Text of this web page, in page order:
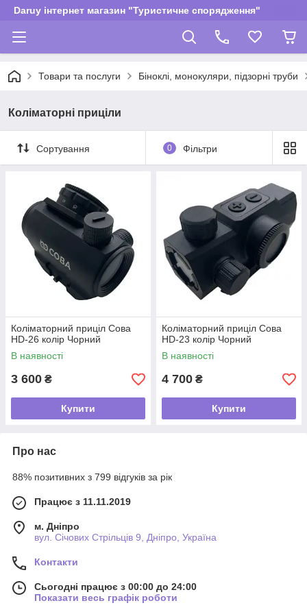
Daruy інтернет магазин "Туристичне спорядження"
Товари та послуги Біноклі, монокуляри, підзорні труби
Коліматорні приціли
Сортування 0 Фільтри
Коліматорний приціл Сова
HD-26 колір Чорний
В наявності
3 600 ₴
Купити
Коліматорний приціл Сова
HD-23 колір Чорний
В наявності
4 700 ₴
Купити
Про нас
88% позитивних з 799 відгуків за рік
Працює з 11.11.2019
м. Дніпро
вул. Січових Стрільців 9, Дніпро, Україна
Контакти
Сьогодні працює з 00:00 до 24:00
Показати весь графік роботи